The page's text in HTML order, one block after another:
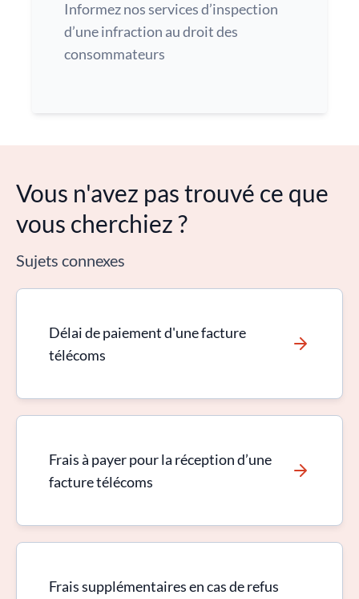
Informez nos services d’inspection
d’une infraction au droit des
consommateurs
Vous n'avez pas trouvé ce que
vous cherchiez ?
Sujets connexes
Délai de paiement d'une facture
télécoms
Frais à payer pour la réception d’une
facture télécoms
Frais supplémentaires en cas de refus